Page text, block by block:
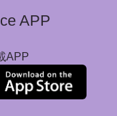
APP
APP